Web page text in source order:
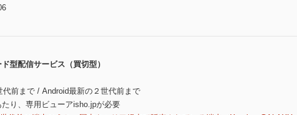
型配信サービス（買切型）
代前まで / Android最新の２世代前まで
り、専用ビューアisho.jpが必要